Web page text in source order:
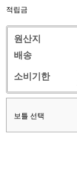
적립금
원산지
배송
소비기한
보틀 선택